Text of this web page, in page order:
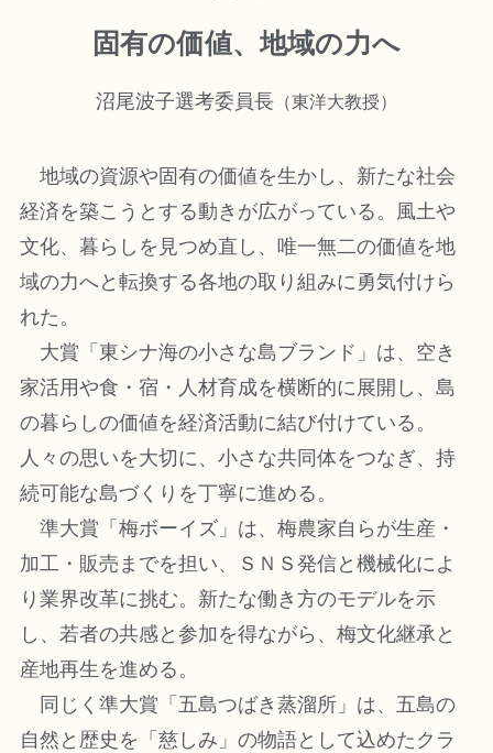
固有の価値、地域の力へ
沼尾波子選考委員長 （東洋大教授）
地域の資源や固有の価値を生かし、新たな社会
経済を築こうとする動きが広がっている。風土や
文化、暮らしを見つめ直し、唯一無二の価値を地
域の力へと転換する各地の取り組みに勇気付けら
れた。
大賞「東シナ海の小さな島ブランド」は、空き
家活用や食・宿・人材育成を横断的に展開し、島
の暮らしの価値を経済活動に結び付けている。
人々の思いを大切に、小さな共同体をつなぎ、持
続可能な島づくりを丁寧に進める。
準大賞「梅ボーイズ」は、梅農家自らが生産・
加工・販売までを担い、ＳＮＳ発信と機械化によ
り業界改革に挑む。新たな働き方のモデルを示
し、若者の共感と参加を得ながら、梅文化継承と
産地再生を進める。
同じく準大賞「五島つばき蒸溜所」は、五島の
自然と歴史を「慈しみ」の物語として込めたクラ